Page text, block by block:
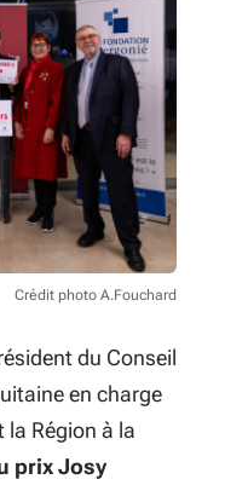
Crédit photo A.Fouchard
du Conseil
en charge
Région à la
prix Josy